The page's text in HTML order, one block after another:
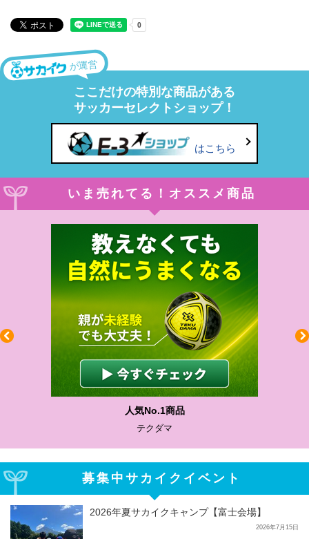
が運営
ここだけの特別な商品がある
サッカーセレクトショップ！
はこちら
いま売れてる！オススメ商品
人気No.1商品
テクダマ
募集中サカイクイベント
2026年夏サカイクキャンプ【富士会場】
2026年7月15日